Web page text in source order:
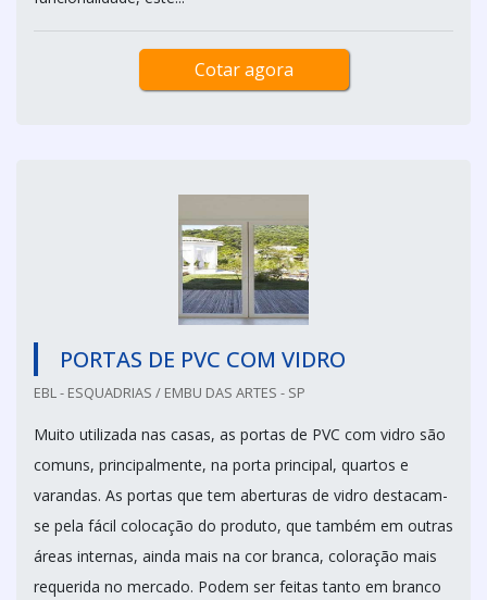
Cotar agora
PORTAS DE PVC COM VIDRO
EBL - ESQUADRIAS / EMBU DAS ARTES - SP
Muito utilizada nas casas, as portas de PVC com vidro são
comuns, principalmente, na porta principal, quartos e
varandas. As portas que tem aberturas de vidro destacam-
se pela fácil colocação do produto, que também em outras
áreas internas, ainda mais na cor branca, coloração mais
requerida no mercado. Podem ser feitas tanto em branco